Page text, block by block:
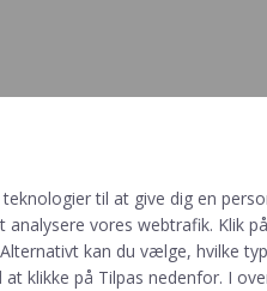
Kategorier
Barnets bog
til at give dig en
vores webtrafik. Klik
kan du vælge, hvilke
klikke på Tilpas nedenfor. I